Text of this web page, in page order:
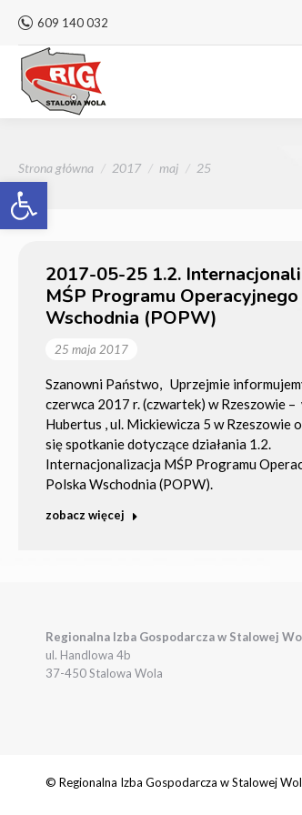
Otwórz pasek narzędzi
609 140 032
Jesteś tutaj:
Strona główna 2017 maj 25
2017-05-25 1.2.
MŚP Programu
Wschodnia (POPW)
25 maja 2017
Szanowni Państwo, Uprzejmie
czerwca 2017 r. (czwartek) w Rzeszowie
Hubertus , ul. Mickiewicza 5 w Rzeszowie
się spotkanie dotyczące działania 1.2.
Internacjonalizacja MŚP Programu
Polska Wschodnia (POPW).
zobacz więcej
Regionalna Izba Gospodarcza w Stalowej
ul. Handlowa 4b
37-450 Stalowa Wola
© Regionalna Izba Gospodarcza w Stalowej